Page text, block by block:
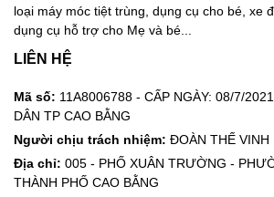
loại máy móc tiệt trùng, dụng cụ cho bé, xe
dụng cụ hỗ trợ cho Mẹ và bé...
LIÊN HỆ
Mã số: 11A8006788 - CẤP NGÀY: 08/7/
DÂN TP CAO BẰNG
Người chịu trách nhiệm: ĐOÀN THẾ VINH
Địa chỉ: 005 - PHỐ XUÂN TRƯỜNG -
THÀNH PHỐ CAO BẰNG